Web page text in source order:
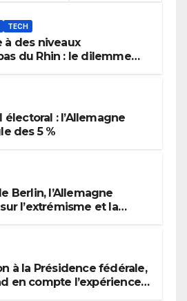
TECH
à des niveaux
du Rhin : le dilemme
électoral : l’Allemagne
des 5 %
Berlin, l’Allemagne
l’extrémisme et la
à la Présidence fédérale,
en compte l’expérience